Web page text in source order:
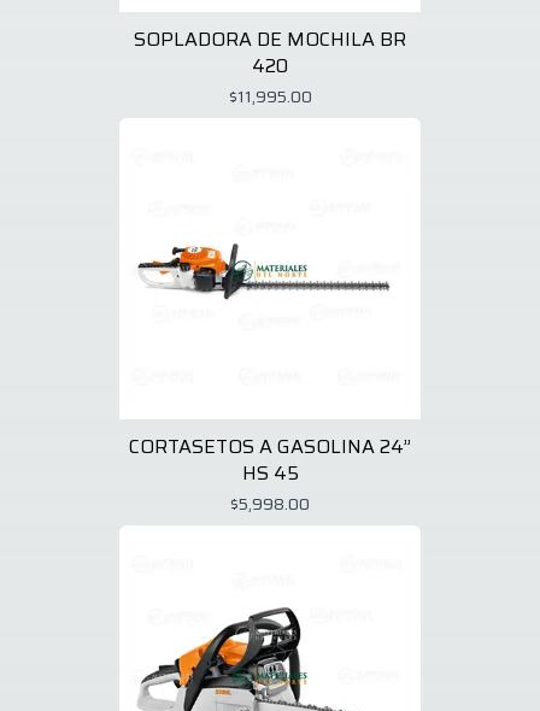
SOPLADORA DE MOCHILA BR
420
$11,995.00
CORTASETOS A GASOLINA 24”
HS 45
$5,998.00